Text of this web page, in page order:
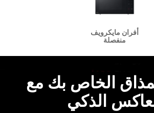
أفران مايكرويف
منفصلة
الخاص بك مع
الذكي